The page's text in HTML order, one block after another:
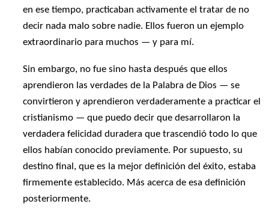
en ese tiempo, practicaban activamente el tratar de no
decir nada malo sobre nadie. Ellos fueron un ejemplo
extraordinario para muchos — y para mí.
Sin embargo, no fue sino hasta después que ellos
aprendieron las verdades de la Palabra de Dios — se
convirtieron y aprendieron verdaderamente a practicar el
cristianismo — que puedo decir que desarrollaron la
verdadera felicidad duradera que trascendió todo lo que
ellos habían conocido previamente. Por supuesto, su
destino final, que es la mejor definición del éxito, estaba
firmemente establecido. Más acerca de esa definición
posteriormente.